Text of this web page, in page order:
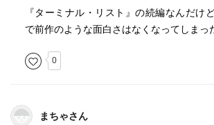
『ターミナル・リスト』の続編なんだけ
で前作のような面白さはなくなってしまっ
0
まちゃさん